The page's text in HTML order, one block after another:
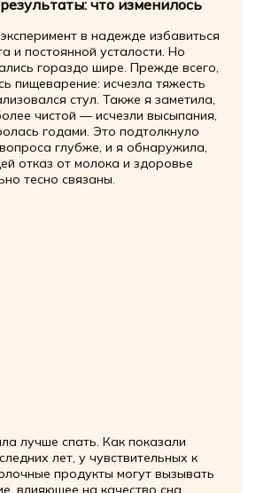
что изменилось
в надежде избавиться
и постоянной усталости. Но
гораздо шире. Прежде всего,
пищеварение: исчезла тяжесть
стул. Также я заметила,
чистой — исчезли высыпания,
годами. Это подтолкнуло
глубже, и я обнаружила,
отказ от молока и здоровье
тесно связаны.
лучше спать. Как показали
лет, у чувствительных к
продукты могут вызывать
влияющее на качество сна.